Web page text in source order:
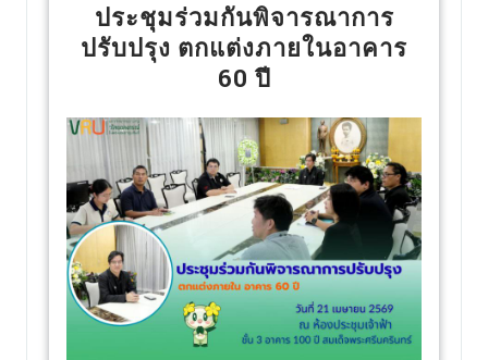
ประชุมร่วมกันพิจารณาการ
ปรับปรุง ตกแต่งภายในอาคาร
60 ปี